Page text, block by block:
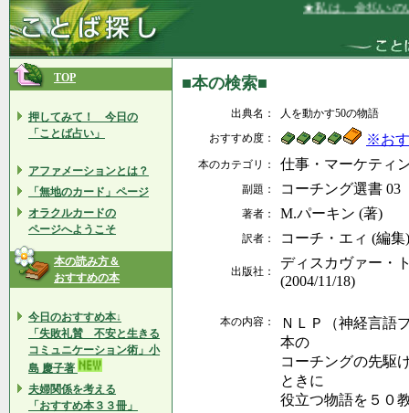
★私は、金払いのい
TOP
押してみて！ 今日の
「ことば占い」
アファメーションとは？
「無地のカード」ページ
オラクルカードの
ページへようこそ
本の読み方＆
おすすめの本
今日のおすすめ本↓
「失敗礼賛 不安と生きる
コミュニケーション術」小
島 慶子著
夫婦関係を考える
「おすすめ本３３冊」
■本の検索■
出典名：
人を動かす50の物語
おすすめ度：
※お
本のカテゴリ： 仕事・マーケティ
副題： コーチング選書 03
著者： M.パーキン (著)
訳者： コーチ・エィ (編
出版社：
ディスカヴァー・
(2004/11/18)
本の内容：
ＮＬＰ（神経言語
本の
コーチングの先駆
ときに
役立つ物語を５０